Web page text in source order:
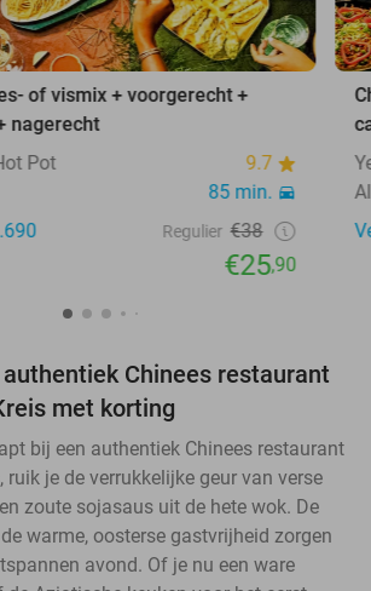
of vismix + voorgerecht +
nagerecht
Pot
9.7
85 min.
Regulier €38
€25,90
Chinees restaurant
met korting
bij een authentiek Chinees restaurant
ruik je de verrukkelijke geur van verse
zoute sojasaus uit de hete wok. De
warme, oosterse gastvrijheid zorgen
avond. Of je nu een ware